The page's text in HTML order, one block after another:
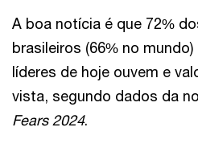
A boa notícia é que 72%
brasileiros (66% no
líderes de hoje ouvem e
vista, segundo dados da
Fears 2024.